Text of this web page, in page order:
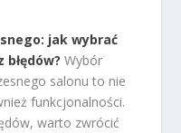
jak wybrać
Wybór
salonu to nie
funkcjonalności.
warto zwrócić